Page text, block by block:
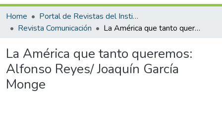
Home
Portal de Revistas del Instituto Tecnológico de Costa Rica
Revista Comunicación
La América que tanto queremos: Alfonso Reyes/ Joaquín García Monge
La América que tanto queremos:
Alfonso Reyes/ Joaquín García
Monge